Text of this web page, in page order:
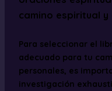
camino espiritual
Para seleccionar el
adecuado para tu
personales, es
investigación